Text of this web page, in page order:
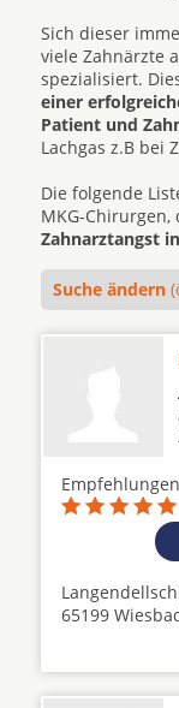
Sich dieser
viele Zahnärzte
spezialisiert.
einer
Patient und
Lachgas z.B bei
Die folgende
MKG-
Zahnarztangst
Suche ändern
65199